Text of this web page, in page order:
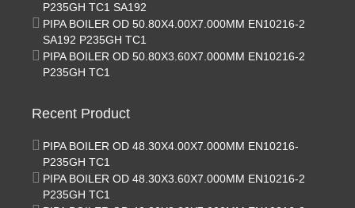
P235GH TC1 SA192
PIPA BOILER OD 50.80X4.00X7.000MM EN10216-2
SA192 P235GH TC1
PIPA BOILER OD 50.80X3.60X7.000MM EN10216-2
P235GH TC1
Recent Product
PIPA BOILER OD 48.30X4.00X7.000MM EN10216-
P235GH TC1
PIPA BOILER OD 48.30X3.60X7.000MM EN10216-2
P235GH TC1